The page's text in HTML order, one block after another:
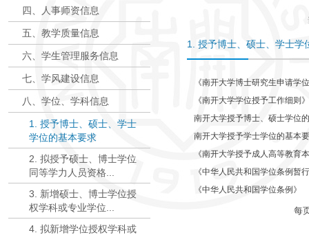
四、人事师资信息
五、教学质量信息
六、学生管理服务信息
七、学风建设信息
八、学位、学科信息
1. 授予博士、硕士、学士
学位的基本要求
2. 拟授予硕士、博士学位
同等学力人员资格...
3. 新增硕士、博士学位授
权学科或专业学位...
4. 拟新增学位授权学科或
1. 授予博士、硕士、学士学
《南开大学博士研究生申请学
《南开大学学位授予工作细则
南开大学授予博士、硕士学位
南开大学授予学士学位的基本
《南开大学授予成人高等教育
《中华人民共和国学位条例暂
《中华人民共和国学位条例》
每